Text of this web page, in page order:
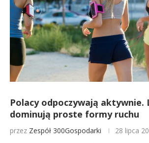
Polacy odpoczywają aktywnie.
dominują proste formy ruchu
przez Zespół 300Gospodarki 28 lipca